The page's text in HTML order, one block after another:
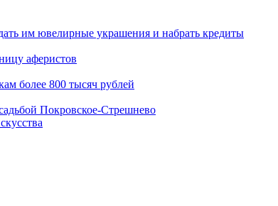
им ювелирные украшения и набрать кредиты
аферистов
более 800 тысяч рублей
Покровское-Стрешнево